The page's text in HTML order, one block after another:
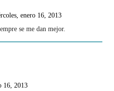
enero 16, 2013
se me dan mejor.
16, 2013